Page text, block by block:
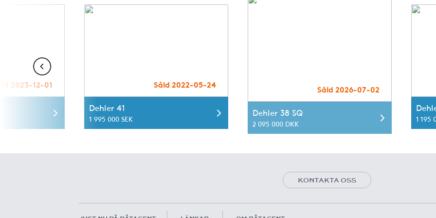
2023-12-01 Såld 2022-05-24
Dehler 41
1 995 000 SEK
Såld 2026-07-02
Dehler 38 SQ
2 095 000 DKK 1 195
KONTAKTA OSS